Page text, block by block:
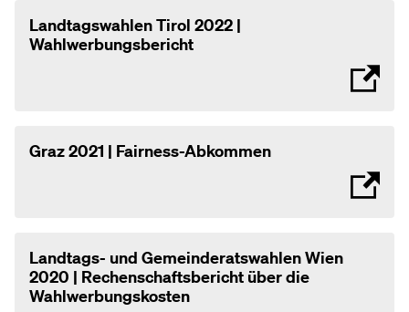
Landtagswahlen Tirol 2022 |
Wahlwerbungsbericht
Graz 2021 | Fairness-Abkommen
Landtags- und Gemeinderatswahlen Wien
2020 | Rechenschaftsbericht über die
Wahlwerbungskosten